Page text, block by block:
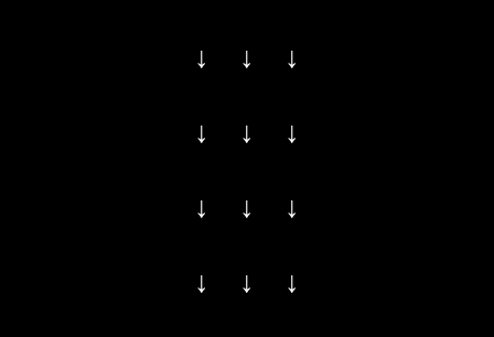
↓ ↓ ↓
↓ ↓ ↓
↓ ↓ ↓
↓ ↓ ↓